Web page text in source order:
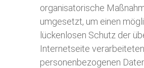
organisatorische
umgesetzt, um einen
lückenlosen Schutz der
Internetseite verarbeiteten
personenbezogenen